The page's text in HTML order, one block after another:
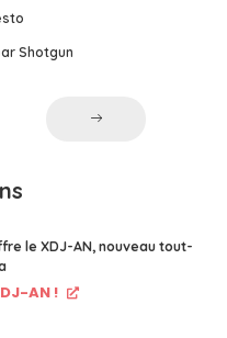
Shotgun
le XDJ-AN, nouveau tout-
AN !